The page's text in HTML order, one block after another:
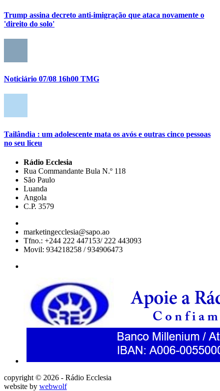
Trump assina decreto anti-imigração que ataca novamente o
'direito do solo'
Noticiário 07/08 16h00 TMG
Tailândia : um adolescente mata os avós e outras cinco pessoas
no seu liceu
Rádio Ecclesia
Rua Commandante Bula N.º 118
São Paulo
Luanda
Angola
C.P. 3579
marketingecclesia@sapo.ao
Tfno.: +244 222 447153/ 222 443093
Movil: 934218258 / 934906473
copyright © 2026 - Rádio Ecclesia
website by webwolf